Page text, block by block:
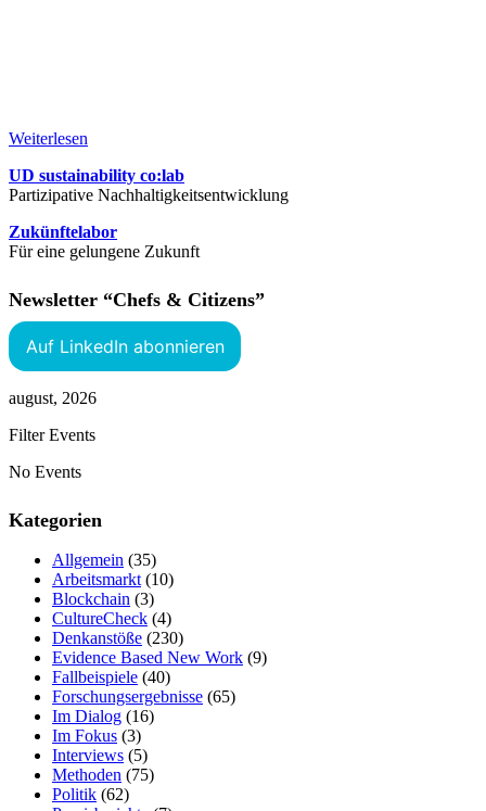
Weiterlesen
UD sustainability co:lab
Partizipative Nachhaltigkeitsentwicklung
Zukünftelabor
Für eine gelungene Zukunft
Newsletter “Chefs & Citizens”
Auf LinkedIn abonnieren
august, 2026
Filter Events
No Events
Kategorien
Allgemein (35)
Arbeitsmarkt (10)
Blockchain (3)
CultureCheck (4)
Denkanstöße (230)
Evidence Based New Work (9)
Fallbeispiele (40)
Forschungsergebnisse (65)
Im Dialog (16)
Im Fokus (3)
Interviews (5)
Methoden (75)
Politik (62)